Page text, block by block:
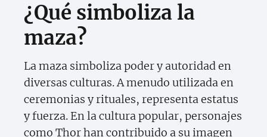
¿Qué simboliza la
maza?
La maza simboliza poder y autoridad en
diversas culturas. A menudo utilizada en
ceremonias y rituales, representa estatus
y fuerza. En la cultura popular, personajes
como Thor han contribuido a su imagen